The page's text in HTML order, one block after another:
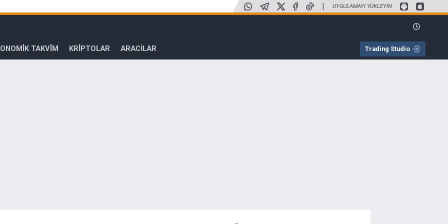
| UYGULAMAYI YÜKLEYIN
TAKVİM KRİPTOLAR ARACILAR Trading Studio